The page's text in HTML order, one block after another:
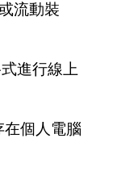
流動裝
進行線上
個人電腦